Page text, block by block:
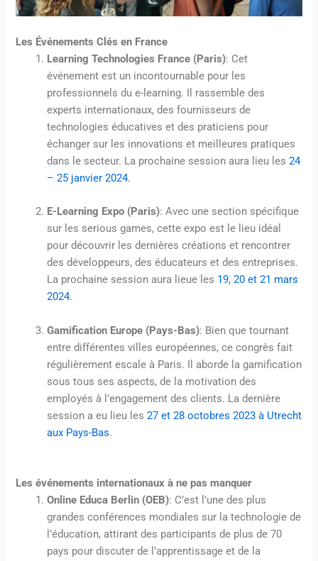
Les Événements Clés en France
Learning Technologies France (Paris): Cet
événement est un incontournable pour les
professionnels du e-learning. Il rassemble des
experts internationaux, des fournisseurs de
technologies éducatives et des praticiens pour
échanger sur les innovations et meilleures pratiques
dans le secteur. La prochaine session aura lieu les 24
– 25 janvier 2024.
E-Learning Expo (Paris): Avec une section spécifique
sur les serious games, cette expo est le lieu idéal
pour découvrir les dernières créations et rencontrer
des développeurs, des éducateurs et des entreprises.
La prochaine session aura lieue les 19, 20 et 21 mars
2024.
Gamification Europe (Pays-Bas): Bien que tournant
entre différentes villes européennes, ce congrès fait
régulièrement escale à Paris. Il aborde la gamification
sous tous ses aspects, de la motivation des
employés à l’engagement des clients. La dernière
session a eu lieu les27 et 28 octobres 2023 à Utrecht
aux Pays-Bas.
Les événements internationaux à ne pas manquer
Online Educa Berlin (OEB): C’est l’une des plus
grandes conférences mondiales sur la technologie de
l’éducation, attirant des participants de plus de 70
pays pour discuter de l’apprentissage et de la